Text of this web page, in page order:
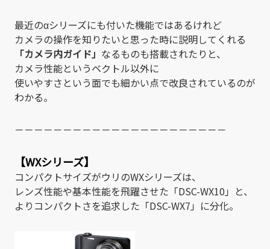
最近のαシリーズにも付いた機能ではあるけれど
カメラの操作を知りたいと思った時に説明してくれる
「カメラ内ガイド」 なるものも搭載されたりと、
カメラ性能というベクトル以外に
使いやすさという面でも細かい点で改良されているのが
わかる。
－－－－－－－－－－－－－－－－－－－－－－
【WXシリーズ】
コンパクトサイズがウリのWXシリーズは、
レンズ性能や基本性能を飛躍させた「DSC-WX10」と、
よりコンパクトさを追求した「DSC-WX7」に分化。